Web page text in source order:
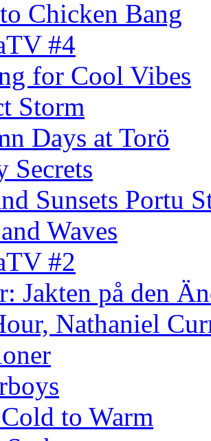
Chicken Bang
#4
for Cool Vibes
Storm
Days at Torö
Secrets
Sunsets Portu
Waves
#2
Jakten på den
Nathaniel
to Warm